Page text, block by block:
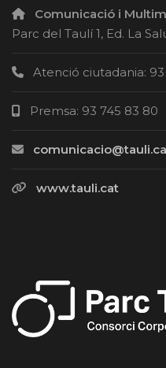
Comunicació i
Parc del Taulí 1, Ed. La
Atenció ciutadania: 93
Premsa: 93 745 83 80
www.tauli.cat